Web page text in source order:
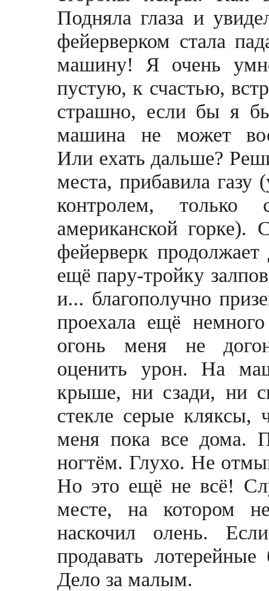
Подняла глаза и
фейерверком стала
машину! Я очень
пустую, к счастью,
страшно, если бы я
машина не может
Или ехать дальше?
места, прибавила газу
контролем, только
американской горке).
фейерверк
ещё пару-тройку
и... благополучно
проехала ещё
огонь меня не
оценить урон. На
крыше, ни сзади, ни
стекле серые кляксы,
меня пока все дома.
ногтём. Глухо. Не
Но это ещё не всё!
месте, на котором
наскочил олень.
продавать
Дело за малым.